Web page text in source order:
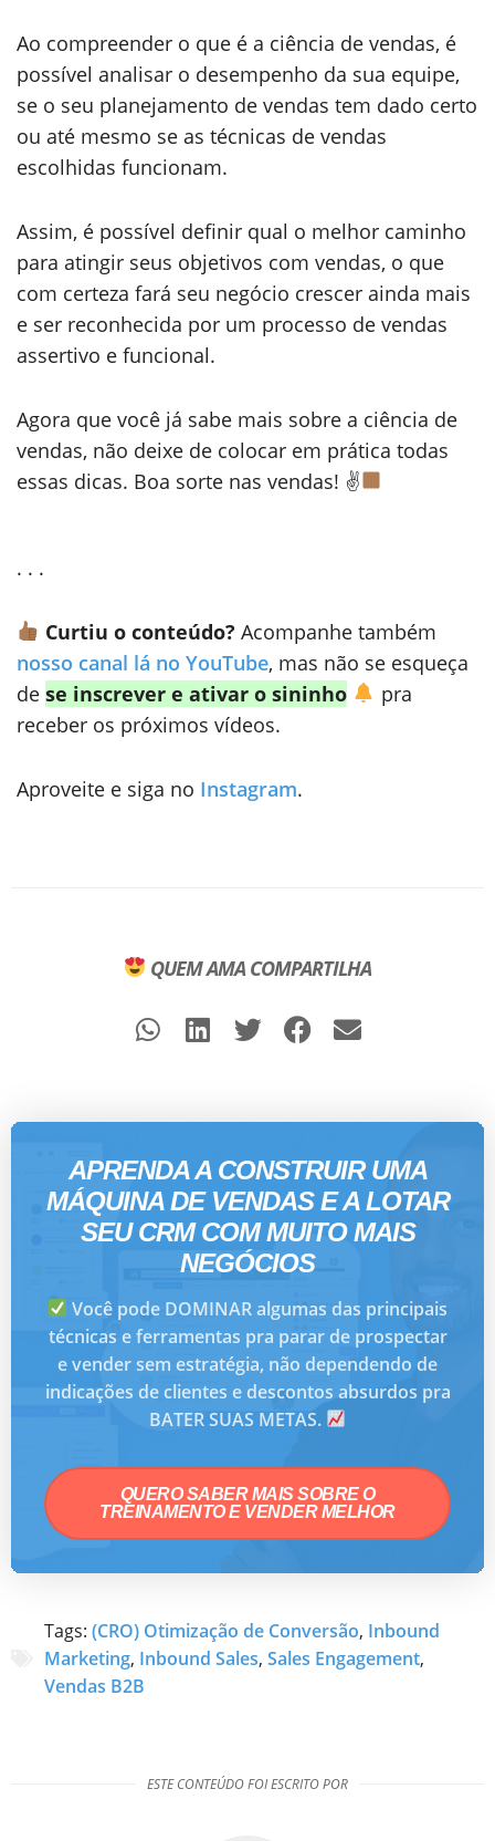
Ao compreender o que é a ciência de vendas, é
possível analisar o desempenho da sua equipe,
se o seu planejamento de vendas tem dado certo
ou até mesmo se as técnicas de vendas
escolhidas funcionam.
Assim, é possível definir qual o melhor caminho
para atingir seus objetivos com vendas, o que
com certeza fará seu negócio crescer ainda mais
e ser reconhecida por um processo de vendas
assertivo e funcional.
Agora que você já sabe mais sobre a ciência de
vendas, não deixe de colocar em prática todas
essas dicas. Boa sorte nas vendas! ✌
. . .
Curtiu o conteúdo? Acompanhe também
nosso canal lá no YouTube, mas não se esqueça
de se inscrever e ativar o sininho
pra
receber os próximos vídeos.
Aproveite e siga no Instagram.
QUEM AMA COMPARTILHA
APRENDA A CONSTRUIR UMA
MÁQUINA DE VENDAS E A LOTAR
SEU CRM COM MUITO MAIS
NEGÓCIOS
Você pode DOMINAR algumas das principais
técnicas e ferramentas pra parar de prospectar
e vender sem estratégia, não dependendo de
indicações de clientes e descontos absurdos pra
BATER SUAS METAS.
QUERO SABER MAIS SOBRE O
TREINAMENTO E VENDER MELHOR
Tags: (CRO) Otimização de Conversão, Inbound
Marketing, Inbound Sales, Sales Engagement,
Vendas B2B
ESTE CONTEÚDO FOI ESCRITO POR